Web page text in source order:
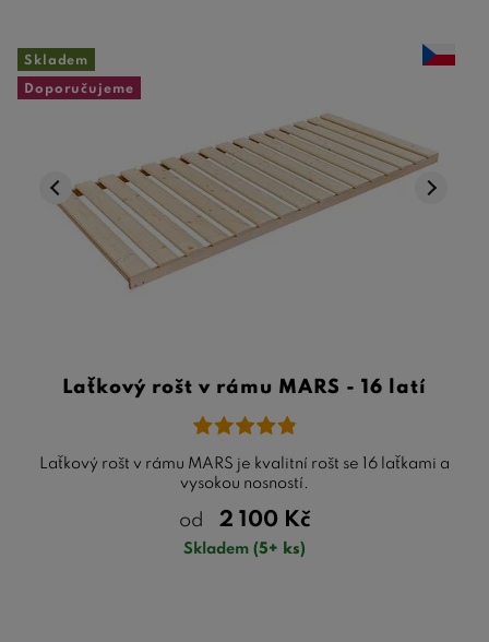
Skladem
Doporučujeme
Laťkový rošt v rámu MARS - 16 latí
Laťkový rošt v rámu MARS je kvalitní rošt se 16 laťkami a
vysokou nosností.
od 2 100 Kč
Skladem (5+ ks)